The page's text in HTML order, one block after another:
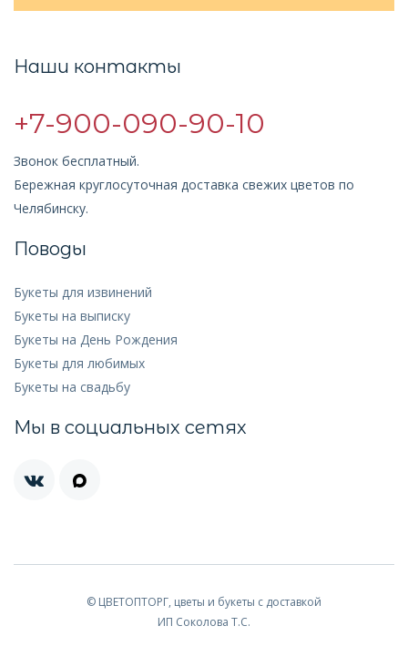
Наши контакты
+7-900-090-90-10
Звонок бесплатный.
Бережная круглосуточная доставка свежих цветов по
Челябинску.
Поводы
Букеты для извинений
Букеты на выписку
Букеты на День Рождения
Букеты для любимых
Букеты на свадьбу
Мы в социальных сетях
© ЦВЕТОПТОРГ, цветы и букеты с доставкой
ИП Соколова Т.С.